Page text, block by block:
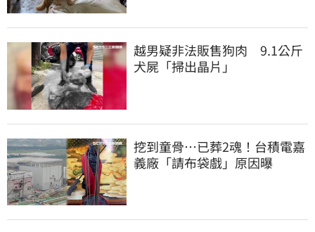
越男疑非法販售狗肉 9.1公斤
犬屍「掃出晶片」
挖到童骨…已葬2魂！台積電嘉
義廠「請布袋戲」原因曝